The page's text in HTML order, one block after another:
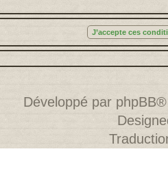
Développé par phpBB®